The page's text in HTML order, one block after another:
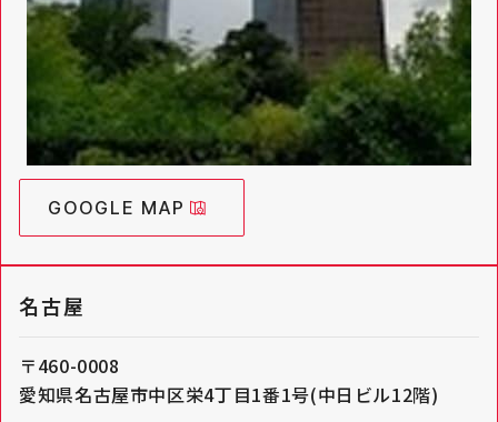
GOOGLE MAP
名古屋
〒460-0008
愛知県名古屋市中区栄4丁目1番1号(中日ビル12階)